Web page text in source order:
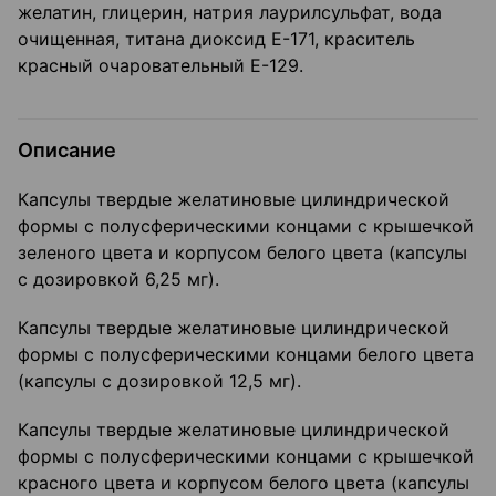
желатин, глицерин, натрия лаурилсульфат, вода
очищенная, титана диоксид Е-171, краситель
красный очаровательный Е-129.
Описание
Капсулы твердые желатиновые цилиндрической
формы с полусферическими концами с крышечкой
зеленого цвета и корпусом белого цвета (капсулы
с дозировкой 6,25 мг).
Капсулы твердые желатиновые цилиндрической
формы с полусферическими концами белого цвета
(капсулы с дозировкой 12,5 мг).
Капсулы твердые желатиновые цилиндрической
формы с полусферическими концами с крышечкой
красного цвета и корпусом белого цвета (капсулы